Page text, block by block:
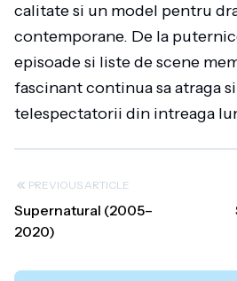
calitate si un model pentru
contemporane. De la
episoade si liste de scene
fascinant continua sa atraga
telespectatorii din intreaga
PREVIOUS ARTICLE
Supernatural (2005–
2020)